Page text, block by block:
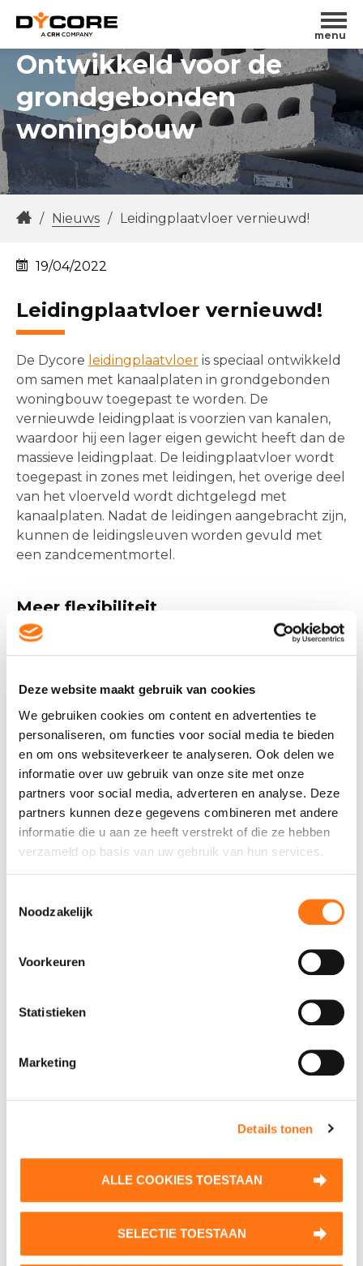
Deze website maakt gebruik van cookies
We gebruiken cookies om content en advertenties te
personaliseren, om functies voor social media te bieden
en om ons websiteverkeer te analyseren. Ook delen we
informatie over uw gebruik van onze site met onze
partners voor social media, adverteren en analyse. Deze
partners kunnen deze gegevens combineren met andere
informatie die u aan ze heeft verstrekt of die ze hebben
verzameld op basis van uw gebruik van hun services.
Noodzakelijk
Voorkeuren
Statistieken
Marketing
Details tonen
ALLE COOKIES TOESTAAN
SELECTIE TOESTAAN
menu
Ontwikkeld voor de
grondgebonden
woningbouw
/ Nieuws / Leidingplaatvloer vernieuwd!
19/04/2022
Leidingplaatvloer vernieuwd!
De Dycore leidingplaatvloer is speciaal ontwikkeld
om samen met kanaalplaten in grondgebonden
woningbouw toegepast te worden. De
vernieuwde leidingplaat is voorzien van kanalen,
waardoor hij een lager eigen gewicht heeft dan de
massieve leidingplaat. De leidingplaatvloer wordt
toegepast in zones met leidingen, het overige deel
van het vloerveld wordt dichtgelegd met
kanaalplaten. Nadat de leidingen aangebracht zijn,
kunnen de leidingsleuven worden gevuld met
een zandcementmortel.
Meer flexibiliteit
Met de vernieuwde leidingplaatvloer is er meer
Langssleuven zijn nu mogelijk met variabele
breedtes en er is meer keuzevrijheid in de positie
van de langssleuf. Een langsleuf kan over de
gehele plaatlengte of een gedeelte ervan
toegepast worden. Bij dwarssleuven is ook een
grote variatie in breedtes en lengtes mogelijk.
Uiteraard behoren combinaties van dwars- en
langssleuven tot de mogelijkheden. De
leidingsleuven hebben een diepte van 100mm. De
een max. lengte van 6,6 m.
Horizontale leidingen mogelijk
Flexibel leidingverloop
Geen onderstempeling vereist